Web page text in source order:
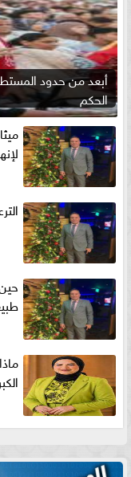
أبعد من حدود
الحكم